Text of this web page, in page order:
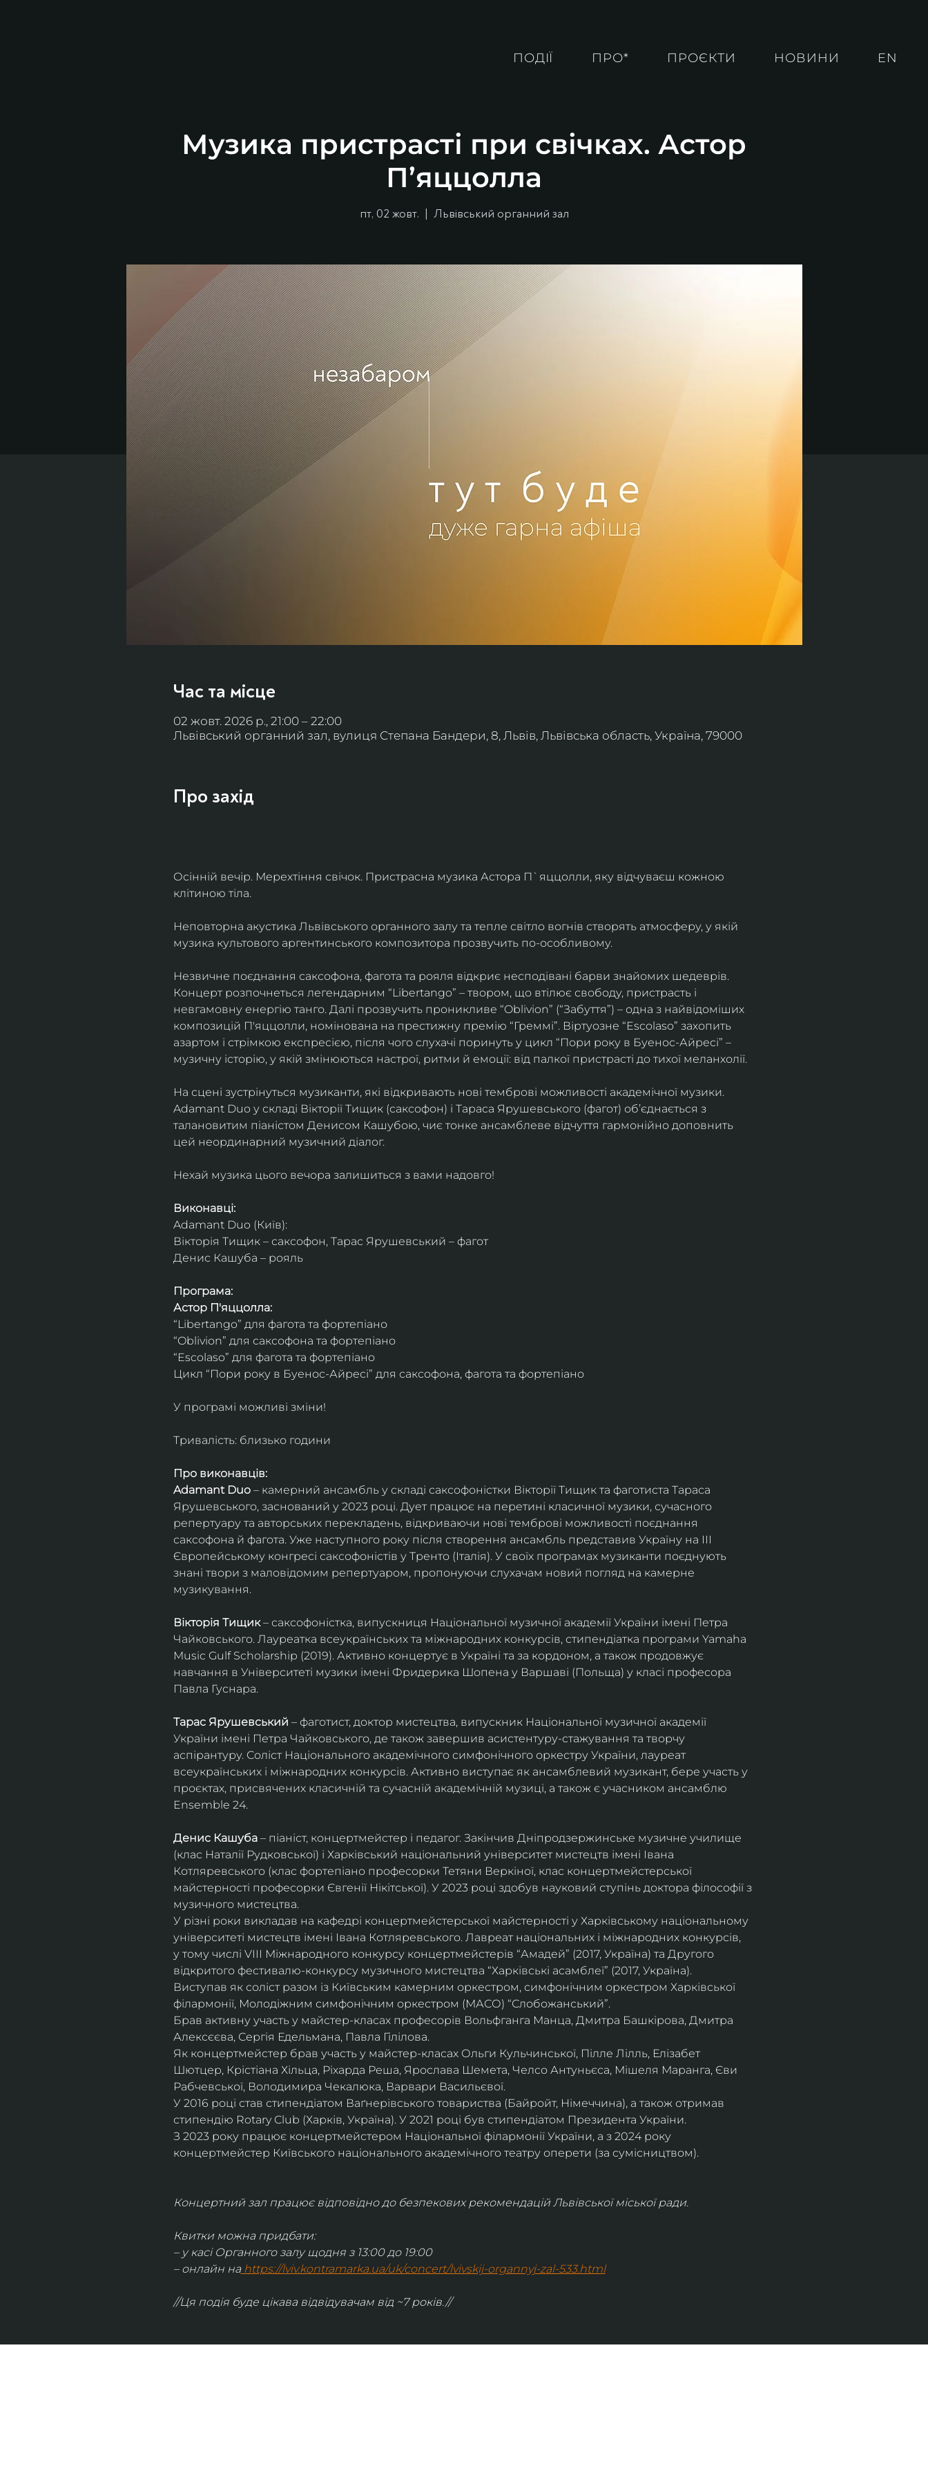
ПОДІЇ ПРО* ПРОЄКТИ НОВИНИ EN
Музика пристрасті при свічках. Астор
П’яццолла
пт, 02 жовт.
  |
Львівський органний зал
Час та місце
02 жовт. 2026 р., 21:00 – 22:00
Львівський органний зал, вулиця Степана Бандери, 8, Львів, Львівська область, Україна, 79000
Про захід
Осінній вечір. Мерехтіння свічок. Пристрасна музика Астора П`яццолли, яку відчуваєш кожною
клітиною тіла.
Неповторна акустика Львівського органного залу та тепле світло вогнів створять атмосферу, у якій
музика культового аргентинського композитора прозвучить по-особливому.
Незвичне поєднання саксофона, фагота та рояля відкриє несподівані барви знайомих шедеврів.
Концерт розпочнеться легендарним “Libertango” – твором, що втілює свободу, пристрасть і
невгамовну енергію танго. Далі прозвучить проникливе “Oblivion” (“Забуття”) – одна з найвідоміших
композицій П'яццолли, номінована на престижну премію “Греммі”. Віртуозне “Escolaso” захопить
азартом і стрімкою експресією, після чого слухачі поринуть у цикл “Пори року в Буенос-Айресі” –
музичну історію, у якій змінюються настрої, ритми й емоції: від палкої пристрасті до тихої меланхолії.
На сцені зустрінуться музиканти, які відкривають нові темброві можливості академічної музики.
Adamant Duo у складі Вікторії Тищик (саксофон) і Тараса Ярушевського (фагот) об’єднається з
талановитим піаністом Денисом Кашубою, чиє тонке ансамблеве відчуття гармонійно доповнить
цей неординарний музичний діалог.
Нехай музика цього вечора залишиться з вами надовго!
Виконавці:
Adamant Duo (Київ):
Вікторія Тищик – саксофон, Тарас Ярушевський – фагот
Денис Кашуба – рояль
Програма:
Астор П'яццолла:
“Libertango” для фагота та фортепіано
“Oblivion” для саксофона та фортепіано
“Escolaso” для фагота та фортепіано
Цикл “Пори року в Буенос-Айресі” для саксофона, фагота та фортепіано
У програмі можливі зміни!
Тривалість: близько години
Про виконавців:
Adamant Duo – камерний ансамбль у складі саксофоністки Вікторії Тищик та фаготиста Тараса
Ярушевського, заснований у 2023 році. Дует працює на перетині класичної музики, сучасного
репертуару та авторських перекладень, відкриваючи нові темброві можливості поєднання
саксофона й фагота. Уже наступного року після створення ансамбль представив Україну на ІІІ
Європейському конгресі саксофоністів у Тренто (Італія). У своїх програмах музиканти поєднують
знані твори з маловідомим репертуаром, пропонуючи слухачам новий погляд на камерне
музикування.
Вікторія Тищик – саксофоністка, випускниця Національної музичної академії України імені Петра
Чайковського. Лауреатка всеукраїнських та міжнародних конкурсів, стипендіатка програми Yamaha
Music Gulf Scholarship (2019). Активно концертує в Україні та за кордоном, а також продовжує
навчання в Університеті музики імені Фридерика Шопена у Варшаві (Польща) у класі професора
Павла Гуснара.
Тарас Ярушевський – фаготист, доктор мистецтва, випускник Національної музичної академії
України імені Петра Чайковського, де також завершив асистентуру-стажування та творчу
аспірантуру. Соліст Національного академічного симфонічного оркестру України, лауреат
всеукраїнських і міжнародних конкурсів. Активно виступає як ансамблевий музикант, бере участь у
проєктах, присвячених класичній та сучасній академічній музиці, а також є учасником ансамблю
Ensemble 24.
Денис Кашуба – піаніст, концертмейстер і педагог. Закінчив Дніпродзержинське музичне училище
(клас Наталії Рудковської) і Харківський національний університет мистецтв імені Івана
Котляревського (клас фортепіано професорки Тетяни Веркіної, клас концертмейстерської
майстерності професорки Євгенії Нікітської). У 2023 році здобув науковий ступінь доктора філософії з
музичного мистецтва.
У різні роки викладав на кафедрі концертмейстерської майстерності у Харківському національному
університеті мистецтв імені Івана Котляревського. Лавреат національних і міжнародних конкурсів,
у тому числі VIII Міжнародного конкурсу концертмейстерів “Амадей” (2017, Україна) та Другого
відкритого фестивалю-конкурсу музичного мистецтва “Харківські асамблеї” (2017, Україна).
Виступав як соліст разом із Київським камерним оркестром, симфонічним оркестром Харківської
філармонії, Молодіжним симфонічним оркестром (МАСО) “Слобожанський”.
Брав активну участь у майстер-класах професорів Вольфганга Манца, Дмитра Башкірова, Дмитра
Алексєєва, Сергія Едельмана, Павла Гілілова.
Як концертмейстер брав участь у майстер-класах Ольги Кульчинської, Пілле Лілль, Елізабет
Шютцер, Крістіана Хільца, Ріхарда Реша, Ярослава Шемета, Челсо Антуньєса, Мішеля Маранга, Єви
Рабчевської, Володимира Чекалюка, Варвари Васильєвої.
У 2016 році став стипендіатом Ваґнерівського товариства (Байройт, Німеччина), а також отримав
стипендію Rotary Club (Харків, Україна). У 2021 році був стипендіатом Президента України.
З 2023 року працює концертмейстером Національної філармонії України, а з 2024 року
концертмейстер Київського національного академічного театру оперети (за сумісництвом).
Концертний зал працює відповідно до безпекових рекомендацій Львівської міської ради.
Квитки можна придбати:
– у касі Органного залу щодня з 13:00 до 19:00
– онлайн на https://lviv.kontramarka.ua/uk/concert/lvivskij-organnyj-zal-533.html
//Ця подія буде цікава відвідувачам від ~7 років.//